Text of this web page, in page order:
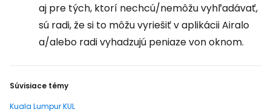
aj pre tých, ktorí nechcú/nemôžu vyhľadávať,
sú radi, že si to môžu vyriešiť v aplikácii Airalo
a/alebo radi vyhadzujú peniaze von oknom.
Súvisiace témy
Kuala Lumpur KUL